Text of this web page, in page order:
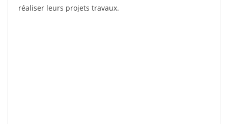
réaliser leurs projets travaux.